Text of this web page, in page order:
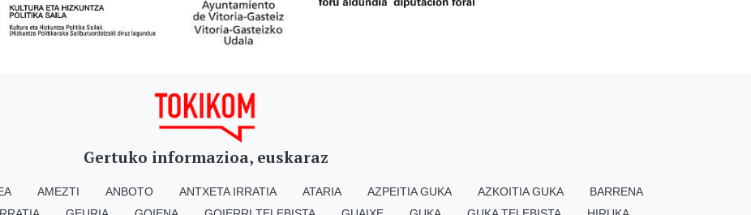
Gertuko informazioa, euskaraz
AMEZTI ANBOTO ANTXETA IRRATIA ATARIA AZPEITIA GUKA AZKOITIA GUKA
BARRENA